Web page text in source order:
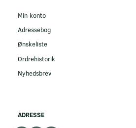
Min konto
Adressebog
Ønskeliste
Ordrehistorik
Nyhedsbrev
ADRESSE